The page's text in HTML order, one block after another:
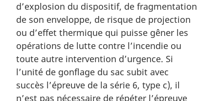
d’explosion du dispositif, de fragmentation
de son enveloppe, de risque de projection
ou d’effet thermique qui puisse gêner les
opérations de lutte contre l’incendie ou
toute autre intervention d’urgence. Si
l’unité de gonflage du sac subit avec
succès l’épreuve de la série 6, type c), il
n’est pas nécessaire de répéter l’épreuve